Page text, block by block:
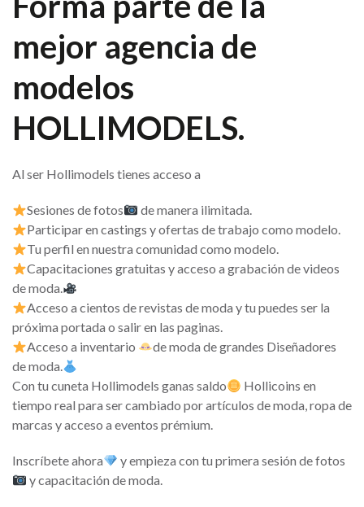
mejor agencia de
modelos
HOLLIMODELS.
Al ser Hollimodels tienes acceso a
Sesiones de fotos
de manera ilimitada.
Participar en castings y ofertas de trabajo como modelo.
Tu perfil en nuestra comunidad como modelo.
Capacitaciones gratuitas y acceso a grabación de videos
de moda.
Acceso a cientos de revistas de moda y tu puedes ser la
próxima portada o salir en las paginas.
Acceso a inventario
de moda de grandes Diseñadores
de moda.
Con tu cuneta Hollimodels ganas saldo
Hollicoins en
tiempo real para ser cambiado por artículos de moda, ropa de
marcas y acceso a eventos prémium.
Inscríbete ahora
y empieza con tu primera sesión de fotos
y capacitación de moda.